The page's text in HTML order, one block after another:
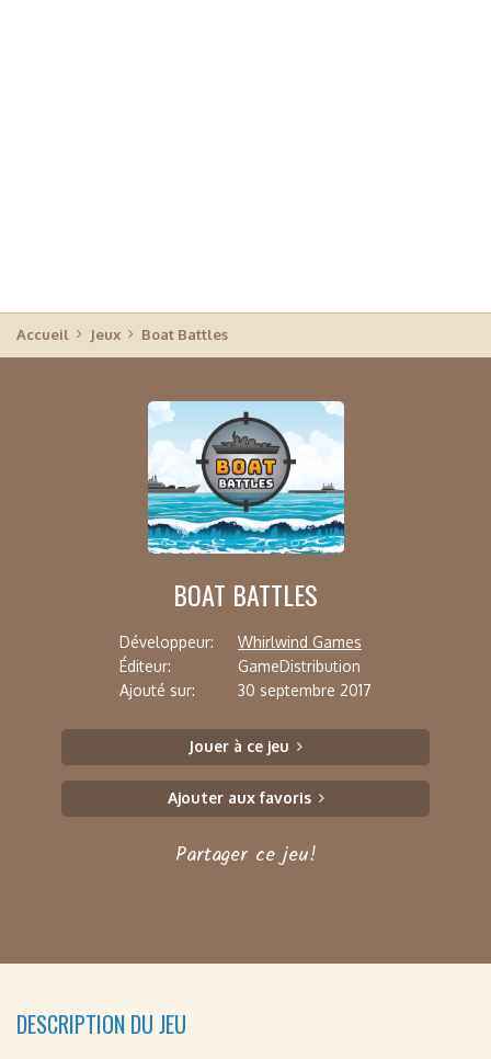
Accueil Jeux Boat Battles
BOAT BATTLES
Développeur:
Whirlwind Games
Éditeur:
GameDistribution
Ajouté sur:
30 septembre 2017
Jouer à ce jeu
Ajouter aux favoris
Partager ce jeu!
DESCRIPTION DU JEU